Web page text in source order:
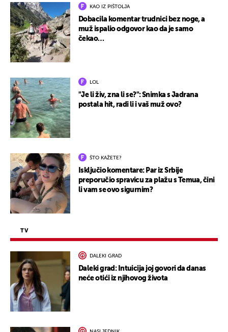
KAO IZ PIŠTOLJA
Dobacila komentar trudnici bez noge, a
muž ispalio odgovor kao da je samo
čekao…
LOL
"Je li živ, zna li se?": Snimka s Jadrana
postala hit, radi li i vaš muž ovo?
ŠTO KAŽETE?
Isključio komentare: Par iz Srbije
preporučio spravicu za plažu s Temua, čini
li vam se ovo sigurnim?
TV
DALEKI GRAD
Daleki grad: Intuicija joj govori da danas
neće otići iz njihovog života